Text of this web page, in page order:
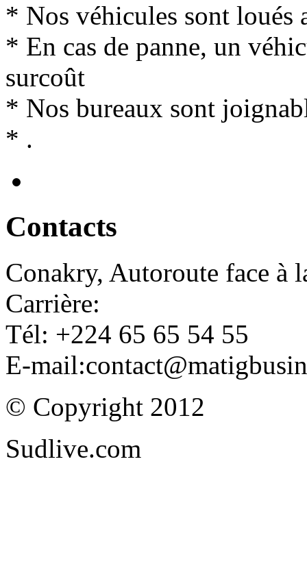
* Nos véhicules sont loués
* En cas de panne, un
surcoût
* Nos bureaux sont
* .
Contacts
Conakry, Autoroute face à
Carrière:
Tél: +224 65 65 54 55
E-
© Copyright 2012
Sudlive.com